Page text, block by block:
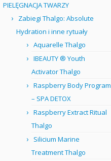
PIELĘGNACJA TWARZY
Zabiegi Thalgo: Absolute
Hydration i inne rytuały
Aquarelle Thalgo
IBEAUTY ® Youth
Activator Thalgo
Raspberry Body Program
– SPA DETOX
Raspberry Extract Ritual
Thalgo
Silicium Marine
Treatment Thalgo